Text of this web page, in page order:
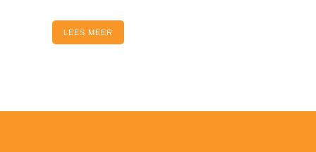
LEES MEER